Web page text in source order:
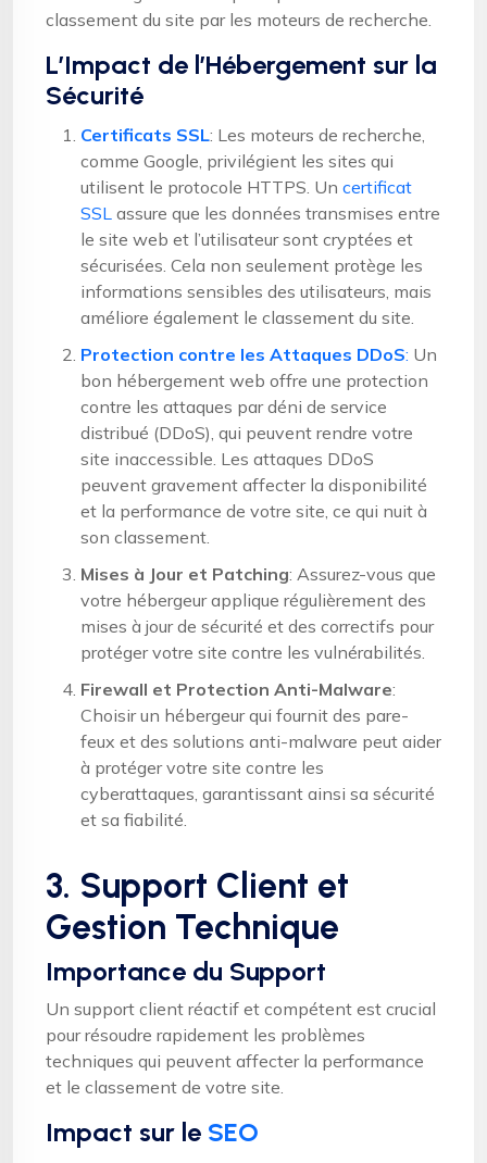
classement du site par les moteurs de recherche.
L’Impact de l’Hébergement sur la
Sécurité
Certificats SSL: Les moteurs de recherche,
comme Google, privilégient les sites qui
utilisent le protocole HTTPS. Un certificat
SSL assure que les données transmises entre
le site web et l’utilisateur sont cryptées et
sécurisées. Cela non seulement protège les
informations sensibles des utilisateurs, mais
améliore également le classement du site.
Protection contre les Attaques DDoS: Un
bon hébergement web offre une protection
contre les attaques par déni de service
distribué (DDoS), qui peuvent rendre votre
site inaccessible. Les attaques DDoS
peuvent gravement affecter la disponibilité
et la performance de votre site, ce qui nuit à
son classement.
Mises à Jour et Patching: Assurez-vous que
votre hébergeur applique régulièrement des
mises à jour de sécurité et des correctifs pour
protéger votre site contre les vulnérabilités.
Firewall et Protection Anti-Malware:
Choisir un hébergeur qui fournit des pare-
feux et des solutions anti-malware peut aider
à protéger votre site contre les
cyberattaques, garantissant ainsi sa sécurité
et sa fiabilité.
3. Support Client et
Gestion Technique
Importance du Support
Un support client réactif et compétent est crucial
pour résoudre rapidement les problèmes
techniques qui peuvent affecter la performance
et le classement de votre site.
Impact sur le SEO